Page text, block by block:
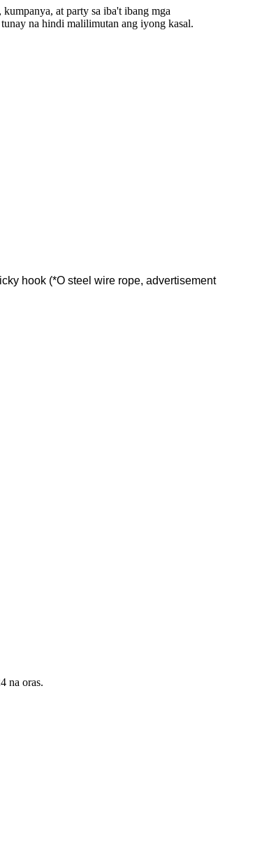
at party sa iba't ibang mga
na hindi malilimutan ang iyong kasal.
hook (*O steel wire rope, advertisement
na oras.